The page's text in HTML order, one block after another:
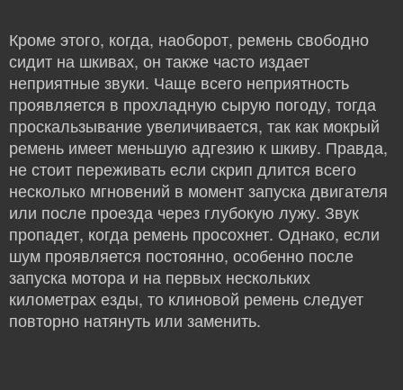
Кроме этого, когда, наоборот, ремень свободно
сидит на шкивах, он также часто издает
неприятные звуки. Чаще всего неприятность
проявляется в прохладную сырую погоду, тогда
проскальзывание увеличивается, так как мокрый
ремень имеет меньшую адгезию к шкиву. Правда,
не стоит переживать если скрип длится всего
несколько мгновений в момент запуска двигателя
или после проезда через глубокую лужу. Звук
пропадет, когда ремень просохнет. Однако, если
шум проявляется постоянно, особенно после
запуска мотора и на первых нескольких
километрах езды, то клиновой ремень следует
повторно натянуть или заменить.